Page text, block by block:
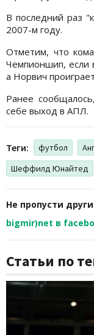
В последний раз
2007-м году.
Отметим, что
Чемпионшип, если
а Норвич
Ранее
себе выход в АПЛ.
Теги: футбол
Шеффилд Юнайтед
Не пропусти
bigmir)net в
Статьи по